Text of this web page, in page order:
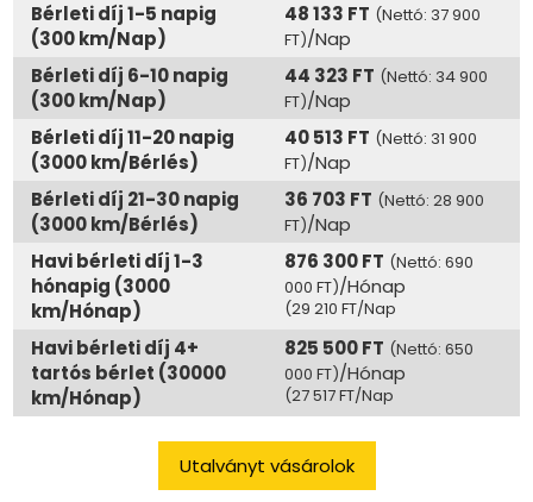
Bérleti díj 1-5 napig
(300 km/Nap)
48 133 FT (Nettó: 37 900
FT)/Nap
Bérleti díj 6-10 napig
(300 km/Nap)
44 323 FT (Nettó: 34 900
FT)/Nap
Bérleti díj 11-20 napig
(3000 km/Bérlés)
40 513 FT (Nettó: 31 900
FT)/Nap
Bérleti díj 21-30 napig
(3000 km/Bérlés)
36 703 FT (Nettó: 28 900
FT)/Nap
Havi bérleti díj 1-3
hónapig (3000
km/Hónap)
876 300 FT (Nettó: 690
000 FT)/Hónap
(29 210 FT/Nap
Havi bérleti díj 4+
tartós bérlet (30000
km/Hónap)
825 500 FT (Nettó: 650
000 FT)/Hónap
(27 517 FT/Nap
Utalványt vásárolok